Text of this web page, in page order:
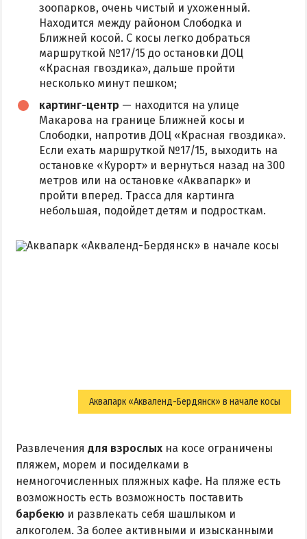
зоопарков, очень чистый и ухоженный.
Находится между районом Слободка и
Ближней косой. С косы легко добраться
маршруткой №17/15 до остановки ДОЦ
«Красная гвоздика», дальше пройти
несколько минут пешком;
картинг-центр — находится на улице
Макарова на границе Ближней косы и
Слободки, напротив ДОЦ «Красная гвоздика».
Если ехать маршруткой №17/15, выходить на
остановке «Курорт» и вернуться назад на 300
метров или на остановке «Аквапарк» и
пройти вперед. Трасса для картинга
небольшая, подойдет детям и подросткам.
Аквапарк «Акваленд-Бердянск» в начале косы
Развлечения для взрослых на косе ограничены
пляжем, морем и посиделками в
немногочисленных пляжных кафе. На пляже есть
возможность есть возможность поставить
барбекю и развлекать себя шашлыком и
алкоголем. За более активными и изысканными